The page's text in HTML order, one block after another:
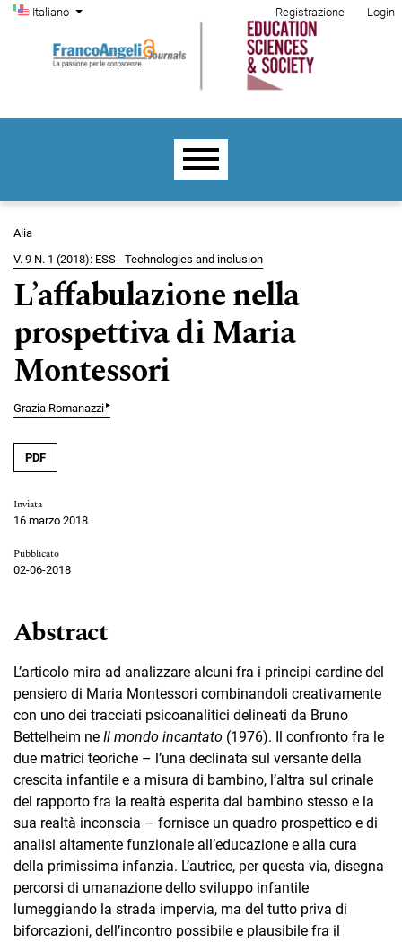
Salta al menu principale di navigazione
Salta al contenuto principale
Salta al piè di pagina del sito
Cambia la lingua. La lingua corrente è:
Italiano
Menu di amministrazione
Registrazione Login
Menu principale
Alia
V. 9 N. 1 (2018): ESS - Technologies and inclusion
L’affabulazione nella
prospettiva di Maria
Montessori
Grazia Romanazzi▸
PDF
Inviata
16 marzo 2018
Pubblicato
02-06-2018
Abstract
L’articolo mira ad analizzare alcuni fra i principi cardine del
pensiero di Maria Montessori combinandoli creativamente
con uno dei tracciati psicoanalitici delineati da Bruno
Bettelheim ne Il mondo incantato (1976). Il confronto fra le
due matrici teoriche – l’una declinata sul versante della
crescita infantile e a misura di bambino, l’altra sul crinale
del rapporto fra la realtà esperita dal bambino stesso e la
sua realtà inconscia – fornisce un quadro prospettico e di
analisi altamente funzionale all’educazione e alla cura
della primissima infanzia. L’autrice, per questa via, disegna
percorsi di umanazione dello sviluppo infantile
lumeggiando la strada impervia, ma del tutto priva di
biforcazioni, dell’incontro possibile e plausibile fra il